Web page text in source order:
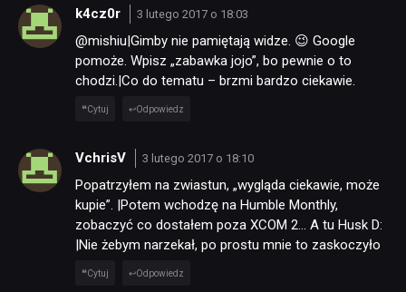
k4cz0r 3 lutego 2017 o 18:03
@mishiu|Gimby nie pamiętają widze. 😉 Google
pomoże. Wpisz „zabawka jojo”, bo pewnie o to
chodzi.|Co do tematu – brzmi bardzo ciekawie.
Cytuj Odpowiedz
VchrisV 3 lutego 2017 o 18:10
Popatrzyłem na zwiastun, „wygląda ciekawie, może
kupie”. |Potem wchodzę na Humble Monthly,
zobaczyć co dostałem poza XCOM 2… A tu Husk D:
|Nie żebym narzekał, po prostu mnie to zaskoczyło
Cytuj Odpowiedz